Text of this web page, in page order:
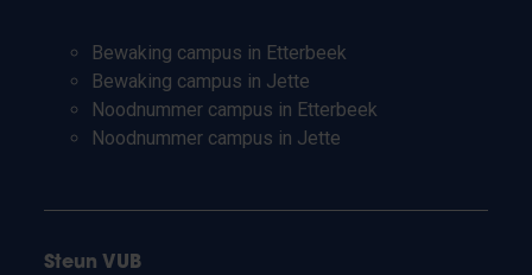
Bewaking campus in Etterbeek
Bewaking campus in Jette
Noodnummer campus in Etterbeek
Noodnummer campus in Jette
Steun VUB